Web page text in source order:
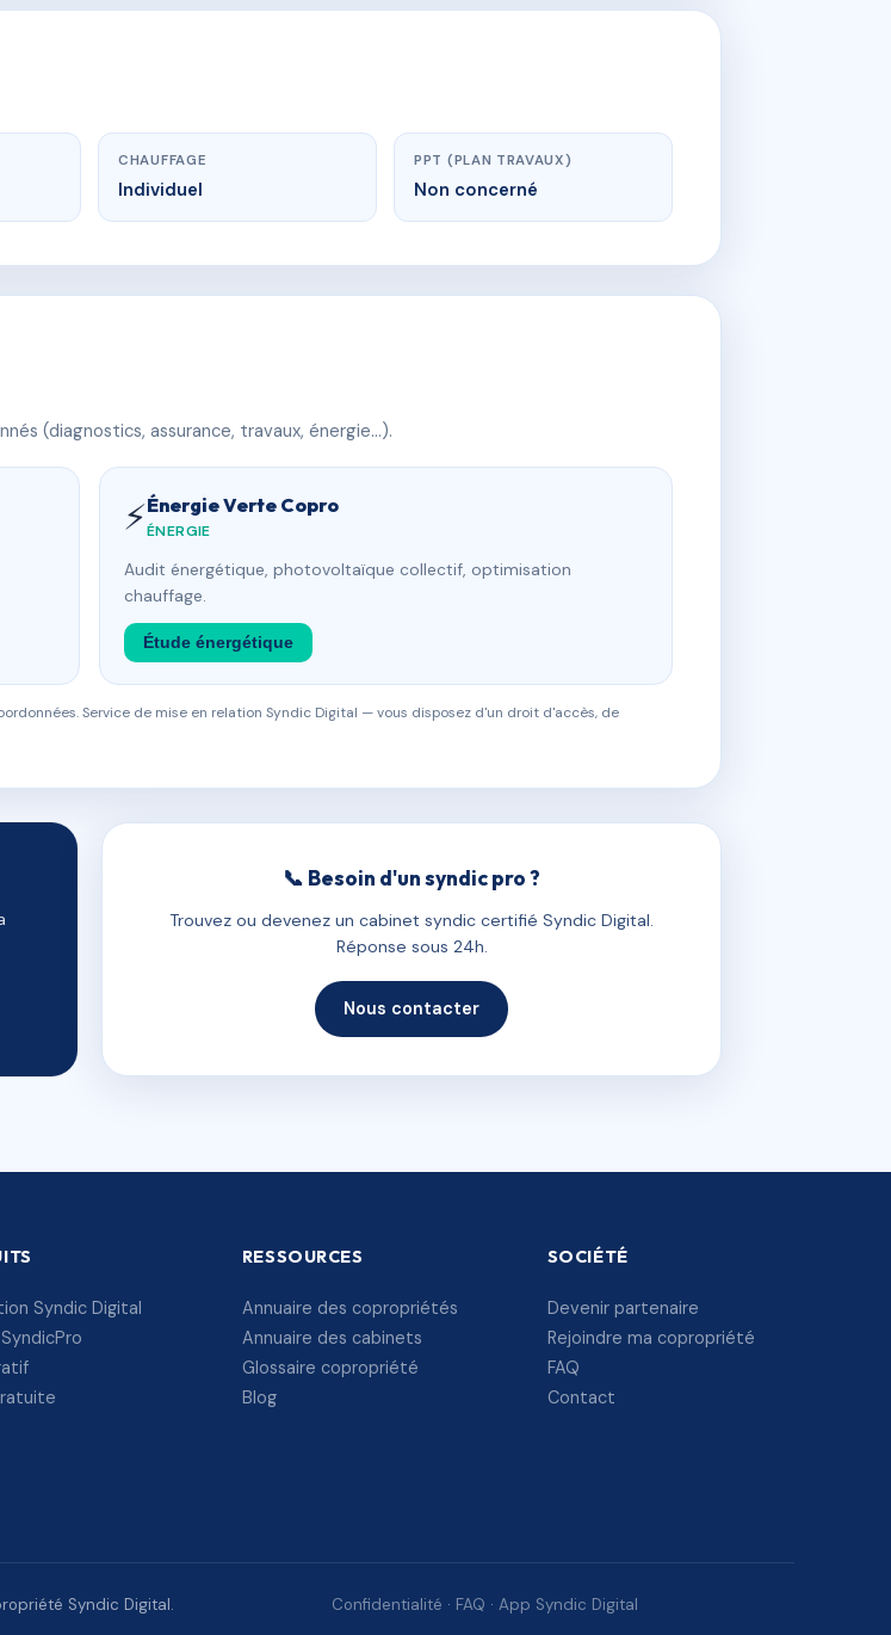
CHAUFFAGE
Individuel
PPT (PLAN TRAVAUX)
Non concerné
(diagnostics, assurance, travaux, énergie…).
⚡Énergie Verte Copro
ÉNERGIE
Audit énergétique, photovoltaïque collectif, optimisation
chauffage.
Étude énergétique
Service de mise en relation Syndic Digital — vous disposez d'un droit d'accès, de
📞 Besoin d'un syndic pro ?
Trouvez ou devenez un cabinet syndic certifié Syndic Digital.
Réponse sous 24h.
Nous contacter
Syndic Digital
RESSOURCES
Annuaire des copropriétés
Annuaire des cabinets
Glossaire copropriété
Blog
SOCIÉTÉ
Devenir partenaire
Rejoindre ma copropriété
FAQ
Contact
Syndic Digital. Confidentialité · FAQ · App Syndic Digital